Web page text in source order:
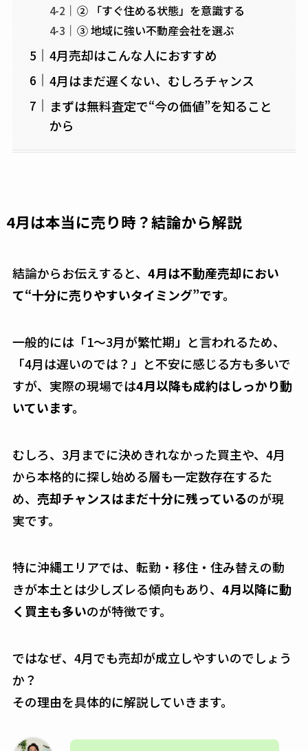
② 「すぐ住める状態」を意識する
③ 地域に強い不動産会社を選ぶ
4月売却はこんな人におすすめ
4月はまだ遅くない、むしろチャンス
まずは無料査定で“今の価値”を知ること
から
4月は本当に売り時？結論から解説
結論からお伝えすると、 4月は不動産売却におい
て“十分に売りやすいタイミング”です。
一般的には「1〜3月が繁忙期」と言われるため、
「4月は遅いのでは？」と不安に感じる方も多いで
すが、実際の現場では4月以降も成約はしっかり動
いています。
むしろ、3月までに決めきれなかった買主や、4月
から本格的に探し始める層も一定数存在するた
め、 売却チャンスはまだ十分に残っているのが現
実です。
特に沖縄エリアでは、転勤・移住・住み替えの動
きが本土とは少しズレる傾向もあり、 4月以降に動
く買主も多いのが特徴です。
ではなぜ、4月でも売却が成立しやすいのでしょう
か？
その理由を具体的に解説していきます。